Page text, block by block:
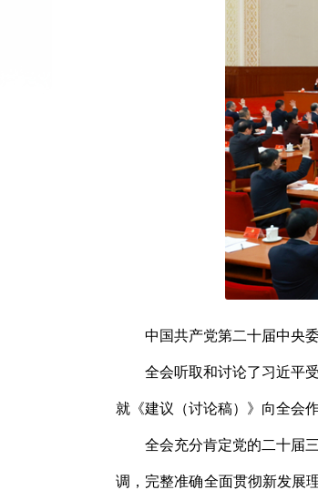
中国共产党第二十届中央
全会听取和讨论了习近平
就《建议（讨论稿）》向全会作
全会充分肯定党的二十届
调，完整准确全面贯彻新发展